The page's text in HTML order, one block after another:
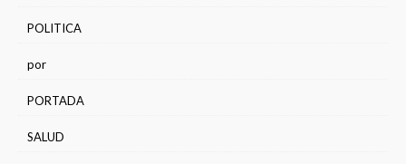
POLITICA
por
PORTADA
SALUD